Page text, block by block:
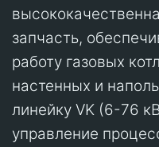
запчасть,
работу газовых
настенных и
линейку VK (6-76
управление